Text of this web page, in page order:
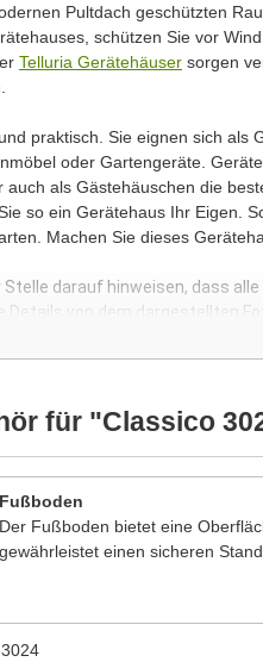
Pultdach geschützten
schützen Sie vor
Telluria Gerätehäuser sorgen
praktisch. Sie eignen sich als
oder Gartengeräte.
als Gästehäuschen die
so ein Gerätehaus Ihr Eigen.
Machen Sie dieses
Stelle darauf hinweisen, dass
Details von dem dargestellten
teilweise modifizierte
für "Classico
Fußboden
Der Fußboden bietet eine
gewährleistet einen sicheren